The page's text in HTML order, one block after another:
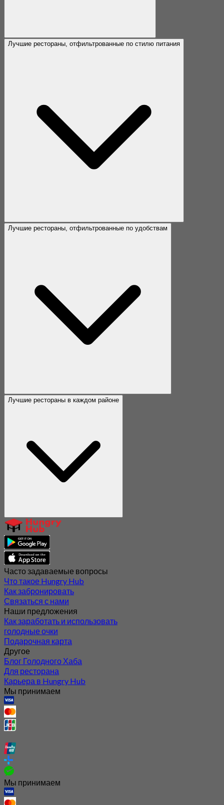
Лучшие рестораны, отфильтрованные по стилю питания
Лучшие рестораны, отфильтрованные по удобствам
Лучшие рестораны в каждом районе
Часто задаваемые вопросы
Что такое Hungry Hub
Как забронировать
Связаться с нами
Наши предложения
Как заработать и использовать
голодные очки
Подарочная карта
Другое
Блог Голодного Хаба
Для ресторана
Карьера в Hungry Hub
Мы принимаем
Мы принимаем